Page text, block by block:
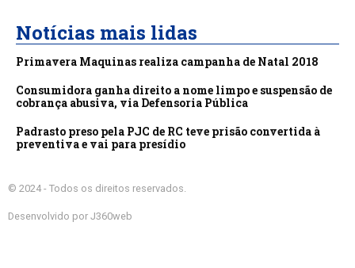
Notícias mais lidas
Primavera Maquinas realiza campanha de Natal 2018
Consumidora ganha direito a nome limpo e suspensão de
cobrança abusiva, via Defensoria Pública
Padrasto preso pela PJC de RC teve prisão convertida à
preventiva e vai para presídio
© 2024 - Todos os direitos reservados.
Desenvolvido por J360web